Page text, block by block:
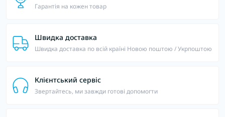
Гарантія на кожен товар
Швидка доставка
Швидка доставка по всій країні Новою поштою / Укрпоштою
Клієнтський сервіс
Звертайтесь, ми завжди готові допомогти